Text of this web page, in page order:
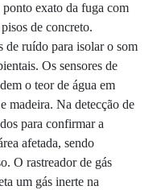
exato da fuga com
de concreto.
de ruído para isolar o som
Os sensores de
o teor de água em
madeira. Na detecção de
para confirmar a
afetada, sendo
O rastreador de gás
um gás inerte na